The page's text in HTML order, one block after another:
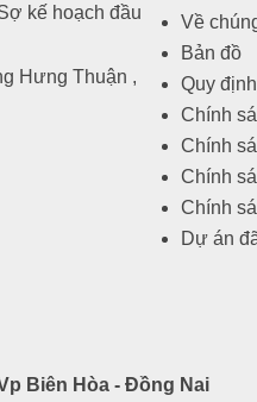
kế hoạch đầu
Hưng Thuận ,
Về
Bản đồ
Quy
Chính
Chính
Chính
Chính
Dự án
Biên Hòa - Đồng Nai